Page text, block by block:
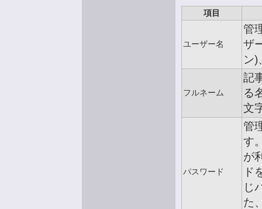
項目
ユーザー名
管
ザ
ン)
フルネーム
記
る
文
パスワード
管
す
が
ド
じ
た